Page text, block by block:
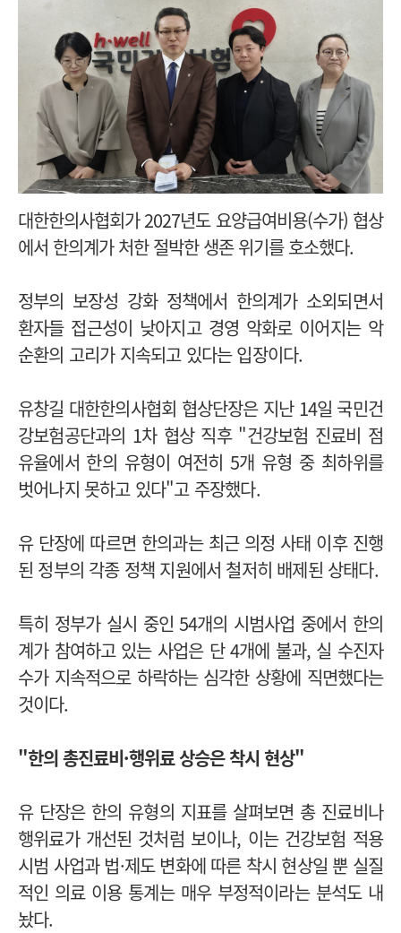
대한한의사협회가 2027년도 요양급여비용(수가) 협상
에서 한의계가 처한 절박한 생존 위기를 호소했다.
정부의 보장성 강화 정책에서 한의계가 소외되면서
환자들 접근성이 낮아지고 경영 악화로 이어지는 악
순환의 고리가 지속되고 있다는 입장이다.
유창길 대한한의사협회 협상단장은 지난 14일 국민건
강보험공단과의 1차 협상 직후 "건강보험 진료비 점
유율에서 한의 유형이 여전히 5개 유형 중 최하위를
벗어나지 못하고 있다"고 주장했다.
유 단장에 따르면 한의과는 최근 의정 사태 이후 진행
된 정부의 각종 정책 지원에서 철저히 배제된 상태다.
특히 정부가 실시 중인 54개의 시범사업 중에서 한의
계가 참여하고 있는 사업은 단 4개에 불과, 실 수진자
수가 지속적으로 하락하는 심각한 상황에 직면했다는
것이다.
"한의 총진료비·행위료 상승은 착시 현상"
유 단장은 한의 유형의 지표를 살펴보면 총 진료비나
행위료가 개선된 것처럼 보이나, 이는 건강보험 적용
시범 사업과 법·제도 변화에 따른 착시 현상일 뿐 실질
적인 의료 이용 통계는 매우 부정적이라는 분석도 내
놨다.